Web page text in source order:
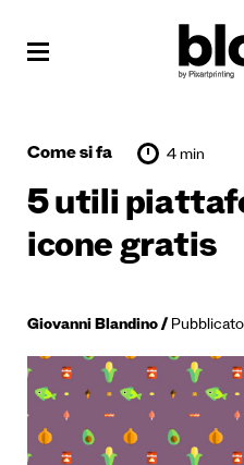
Come si fa 4 min
5 utili
icone gratis
Giovanni Blandino